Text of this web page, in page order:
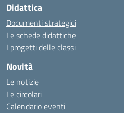
Didattica
Documenti strategici
Le schede didattiche
I progetti delle classi
Novità
Le notizie
Le circolari
Calendario eventi